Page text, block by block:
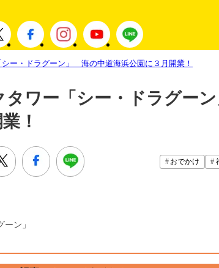
ー・ドラグーン」 海の中道海浜公園に３月開業！
タワー「シー・ドラグー
！
おでかけ
ン」